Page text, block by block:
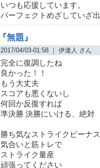
いつも応援しています。
パーフェクトめざしていざ
『無題』
2017/04/03-01:58 ｜ 伊達人 さん
完全に復調したね
良かった！！
もう大丈夫
スコアも悪くないし
何回か反復すれば
準決勝 決勝にいける、絶対
勝ち気なストライクビーナス
気合いと筋トレで
ストライク量産
頑張ってください